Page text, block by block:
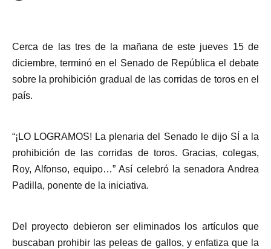
Cerca de las tres de la mañana de este jueves 15 de
diciembre, terminó en el Senado de República el debate
sobre la prohibición gradual de las corridas de toros en el
país.
“¡LO LOGRAMOS! La plenaria del Senado le dijo SÍ a la
prohibición de las corridas de toros. Gracias, colegas,
Roy, Alfonso, equipo…” Así celebró la senadora Andrea
Padilla, ponente de la iniciativa.
Del proyecto debieron ser eliminados los artículos que
buscaban prohibir las peleas de gallos, y enfatiza que la